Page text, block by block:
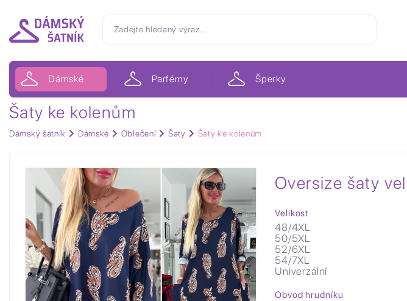
Dámské Parfémy Šperky
Šaty ke kolenům
Dámský šatník Dámské Oblečení Šaty Šaty ke kolenům
Oversize šaty
Velikost
48/4XL
50/5XL
52/6XL
54/7XL
Univerzální
Obvod hrudníku